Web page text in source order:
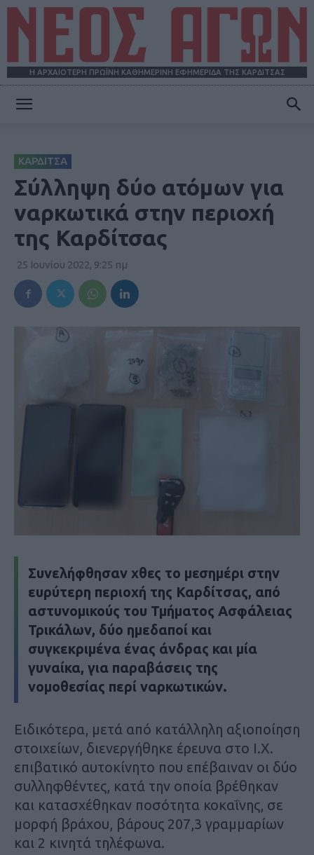
Η ΑΡΧΑΙΟΤΕΡΗ ΠΡΩΪΝΗ ΚΑΘΗΜΕΡΙΝΗ ΕΦΗΜΕΡΙΔΑ ΤΗΣ ΚΑΡΔΙΤΣΑΣ
ΚΑΡΔΙΤΣΑ
Σύλληψη δύο ατόμων για
ναρκωτικά στην περιοχή
της Καρδίτσας
25 Ιουνίου 2022, 9:25 πμ
Συνελήφθησαν χθες το μεσημέρι στην
ευρύτερη περιοχή της Καρδίτσας, από
αστυνομικούς του Τμήματος Ασφάλειας
Τρικάλων, δύο ημεδαποί και
συγκεκριμένα ένας άνδρας και μία
γυναίκα, για παραβάσεις της
νομοθεσίας περί ναρκωτικών.
Ειδικότερα, μετά από κατάλληλη αξιοποίηση
στοιχείων, διενεργήθηκε έρευνα στο Ι.Χ.
επιβατικό αυτοκίνητο που επέβαιναν οι δύο
συλληφθέντες, κατά την οποία βρέθηκαν
και κατασχέθηκαν ποσότητα κοκαΐνης, σε
μορφή βράχου, βάρους 207,3 γραμμαρίων
και 2 κινητά τηλέφωνα.